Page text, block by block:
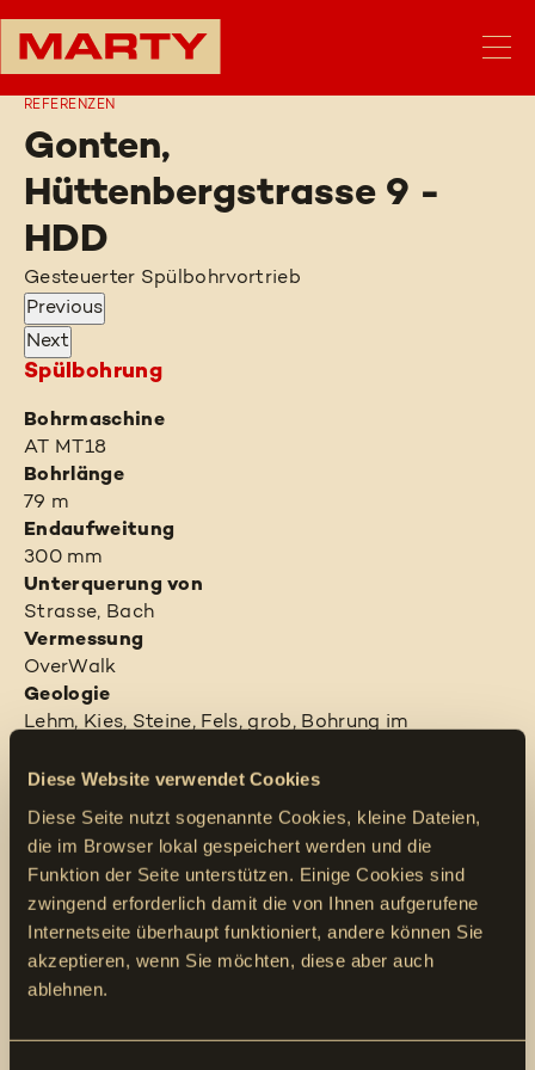
Diese Website verwendet Cookies
Diese Seite nutzt sogenannte Cookies, kleine Dateien,
die im Browser lokal gespeichert werden und die
Funktion der Seite unterstützen. Einige Cookies sind
zwingend erforderlich damit die von Ihnen aufgerufene
Internetseite überhaupt funktioniert, andere können Sie
akzeptieren, wenn Sie möchten, diese aber auch
ablehnen.
REFERENZEN
Gonten,
Hüttenbergstrasse 9 -
HDD
Gesteuerter Spülbohrvortrieb
Previous
Next
Spülbohrung
Bohrmaschine
AT MT18
Bohrlänge
79 m
Endaufweitung
300 mm
Unterquerung von
Strasse, Bach
Vermessung
OverWalk
Geologie
Lehm, Kies, Steine, Fels, grob, Bohrung im
Gewerk
Mediumrohr
HDPE: DN 125mm, 2x DN 65mm, PE100, S5, PN16